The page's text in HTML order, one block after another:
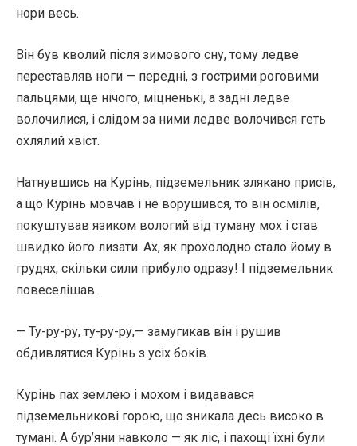
нори весь.
Він був кволий після зимового сну, тому ледве
переставляв ноги — передні, з гострими роговими
пальцями, ще нічого, міцненькі, а задні ледве
волочилися, і слідом за ними ледве волочився геть
охлялий хвіст.
Натнувшись на Курінь, підземельник злякано присів,
а що Курінь мовчав і не ворушився, то він осмілів,
покуштував язиком вологий від туману мох і став
швидко його лизати. Ах, як прохолодно стало йому в
грудях, скільки сили прибуло одразу! І підземельник
повеселішав.
— Ту-ру-ру, ту-ру-ру,— замугикав він і рушив
обдивлятися Курінь з усіх боків.
Курінь пах землею і мохом і видавався
підземельникові горою, що зникала десь високо в
тумані. А бур’яни навколо — як ліс, і пахощі їхні були